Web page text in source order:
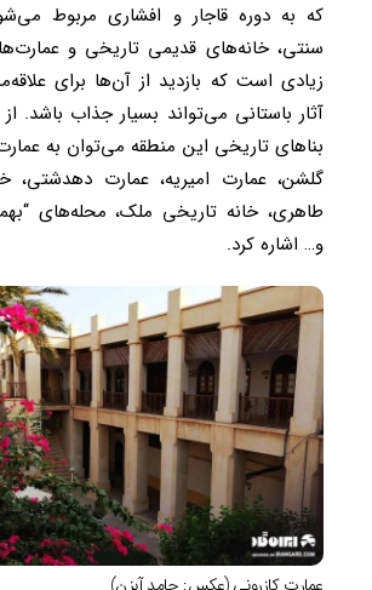
که به دوره قاجار و افشاری مربوط
سنتی، خانه‌های قدیمی تاریخی و
زیادی است که بازدید از آن‌ها برای
آثار باستانی می‌تواند بسیار جذاب باشد.
بنا‌های تاریخی این منطقه می‌توان به
گلشن، عمارت امیریه، عمارت دهدشتی،
طاهری، خانه تاریخی ملک، محله‌های
و… اشاره کرد.